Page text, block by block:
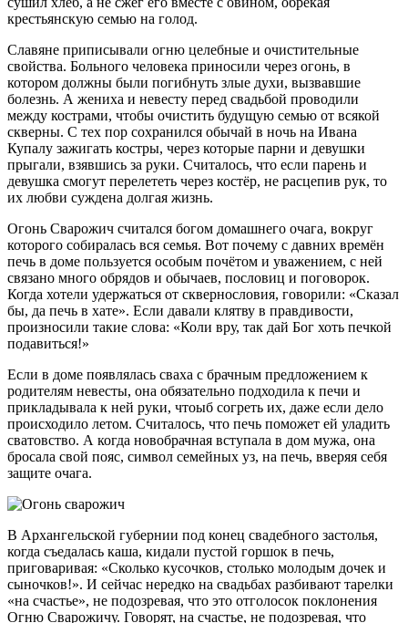
крестьянскую семью на голод.
Славяне приписывали огню целебные и очистительные
свойства. Больного человека приносили через огонь, в
котором должны были погибнуть злые духи, вызвавшие
болезнь. А жениха и невесту перед свадьбой проводили
между кострами, чтобы очистить будущую семью от всякой
скверны. С тех пор сохранился обычай в ночь на Ивана
Купалу зажигать костры, через которые парни и девушки
прыгали, взявшись за руки. Считалось, что если парень и
девушка смогут перелететь через костёр, не расцепив рук, то
их любви суждена долгая жизнь.
Огонь Сварожич считался богом домашнего очага, вокруг
которого собиралась вся семья. Вот почему с давних времён
печь в доме пользуется особым почётом и уважением, с ней
связано много обрядов и обычаев, пословиц и поговорок.
Когда хотели удержаться от сквернословия, говорили: «Сказал
бы, да печь в хате». Если давали клятву в правдивости,
произносили такие слова: «Коли вру, так дай Бог хоть печкой
подавиться!»
Если в доме появлялась сваха с брачным предложением к
родителям невесты, она обязательно подходила к печи и
прикладывала к ней руки, чтоыб согреть их, даже если дело
происходило летом. Считалось, что печь поможет ей уладить
сватовство. А когда новобрачная вступала в дом мужа, она
бросала свой пояс, символ семейных уз, на печь, вверяя себя
защите очага.
В Архангельской губернии под конец свадебного застолья,
когда съедалась каша, кидали пустой горшок в печь,
приговаривая: «Сколько кусочков, столько молодым дочек и
сыночков!». И сейчас нередко на свадьбах разбивают тарелки
«на счастье», не подозревая, что это отголосок поклонения
Огню Сварожичу. Говорят, на счастье, не подозревая, что